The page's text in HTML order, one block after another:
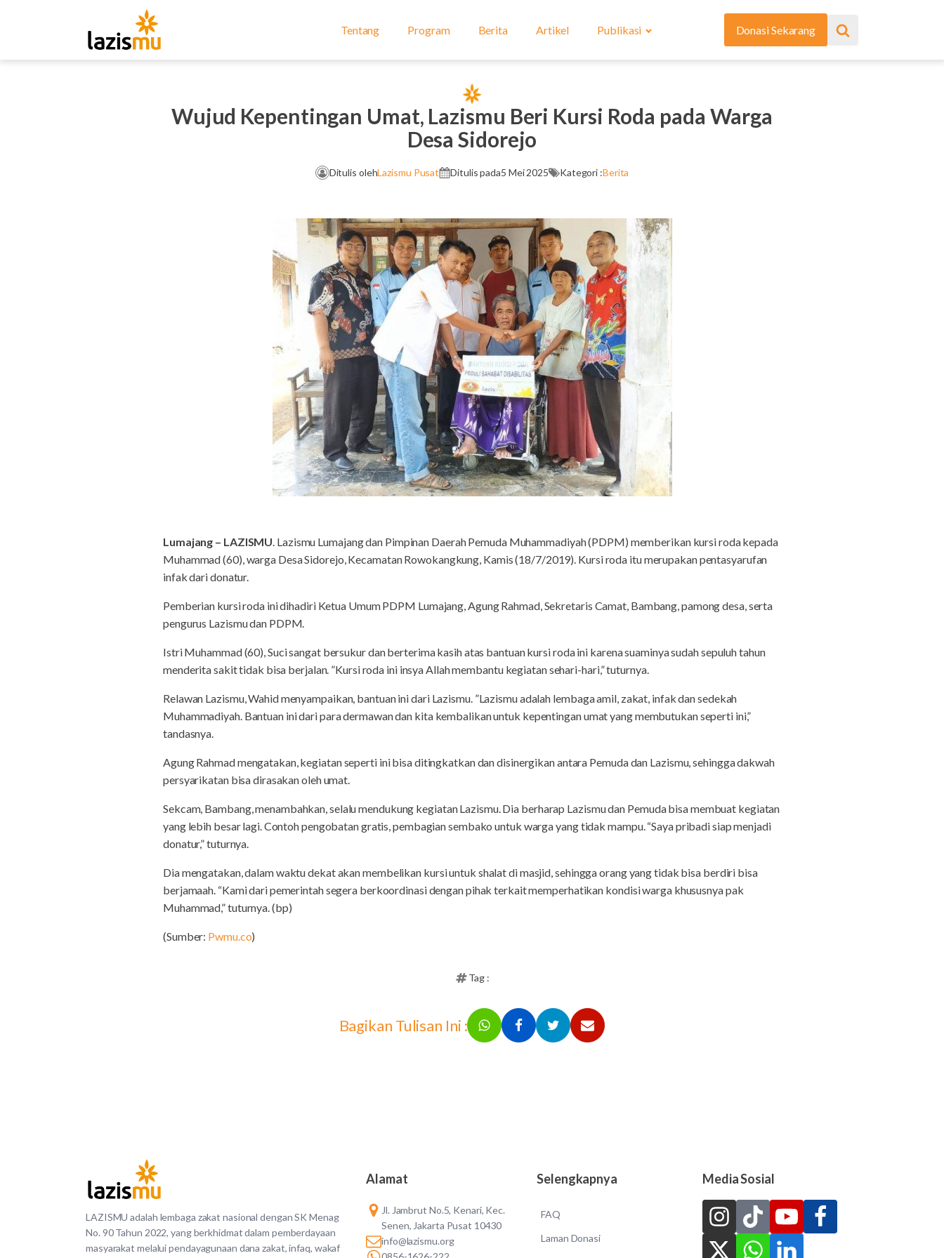
Tentang Program Berita Artikel Publikasi Donasi Sekarang
Wujud Kepentingan Umat, Lazismu Beri Kursi Roda pada Warga
Desa Sidorejo
Ditulis olehLazismu Pusat Ditulis pada5 Mei 2025 Kategori :Berita
Lumajang – LAZISMU. Lazismu Lumajang dan Pimpinan Daerah Pemuda Muhammadiyah (PDPM) memberikan kursi roda kepada
Muhammad (60), warga Desa Sidorejo, Kecamatan Rowokangkung, Kamis (18/7/2019). Kursi roda itu merupakan pentasyarufan
infak dari donatur.
Pemberian kursi roda ini dihadiri Ketua Umum PDPM Lumajang, Agung Rahmad, Sekretaris Camat, Bambang, pamong desa, serta
pengurus Lazismu dan PDPM.
Istri Muhammad (60), Suci sangat bersukur dan berterima kasih atas bantuan kursi roda ini karena suaminya sudah sepuluh tahun
menderita sakit tidak bisa berjalan. ”Kursi roda ini insya Allah membantu kegiatan sehari-hari,” tuturnya.
Relawan Lazismu, Wahid menyampaikan, bantuan ini dari Lazismu. ”Lazismu adalah lembaga amil, zakat, infak dan sedekah
Muhammadiyah. Bantuan ini dari para dermawan dan kita kembalikan untuk kepentingan umat yang membutukan seperti ini,”
tandasnya.
Agung Rahmad mengatakan, kegiatan seperti ini bisa ditingkatkan dan disinergikan antara Pemuda dan Lazismu, sehingga dakwah
persyarikatan bisa dirasakan oleh umat.
Sekcam, Bambang, menambahkan, selalu mendukung kegiatan Lazismu. Dia berharap Lazismu dan Pemuda bisa membuat kegiatan
yang lebih besar lagi. Contoh pengobatan gratis, pembagian sembako untuk warga yang tidak mampu. “Saya pribadi siap menjadi
donatur,” tuturnya.
Dia mengatakan, dalam waktu dekat akan membelikan kursi untuk shalat di masjid, sehingga orang yang tidak bisa berdiri bisa
berjamaah. “Kami dari pemerintah segera berkoordinasi dengan pihak terkait memperhatikan kondisi warga khususnya pak
Muhammad,” tuturnya. (bp)
(Sumber: Pwmu.co)
Tag :
Bagikan Tulisan Ini :
LAZISMU adalah lembaga zakat nasional dengan SK Menag
No. 90 Tahun 2022, yang berkhidmat dalam pemberdayaan
masyarakat melalui pendayagunaan dana zakat, infaq, wakaf
Alamat
Jl. Jambrut No.5, Kenari, Kec.
Senen, Jakarta Pusat 10430
info@lazismu.org
Selengkapnya
FAQ
Laman Donasi
Media Sosial